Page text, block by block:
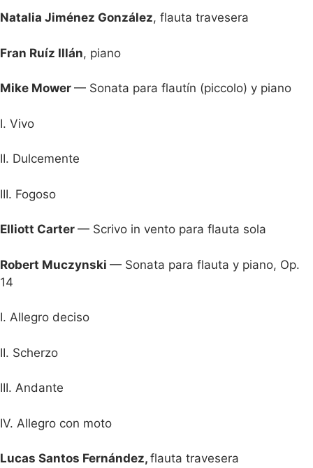
Natalia Jiménez González, flauta travesera
Fran Ruíz Illán, piano
Mike Mower — Sonata para flautín (piccolo) y piano
I. Vivo
II. Dulcemente
III. Fogoso
Elliott Carter — Scrivo in vento para flauta sola
Robert Muczynski — Sonata para flauta y piano, Op.
14
I. Allegro deciso
II. Scherzo
III. Andante
IV. Allegro con moto
Lucas Santos Fernández, flauta travesera